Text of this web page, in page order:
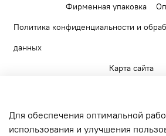
Фирменная упаковка
Политика конфиденциальности и
данных
Карта сайта
Для обеспечения оптимальной
использования и улучшения